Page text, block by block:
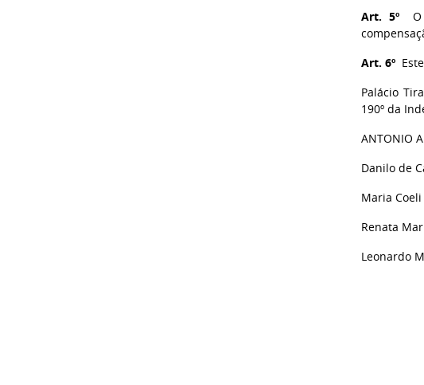
Art. 5ºO
Art. 6ºEste
Palácio
190º da
ANTONIO
Danilo de
Maria
Renata
Leonardo